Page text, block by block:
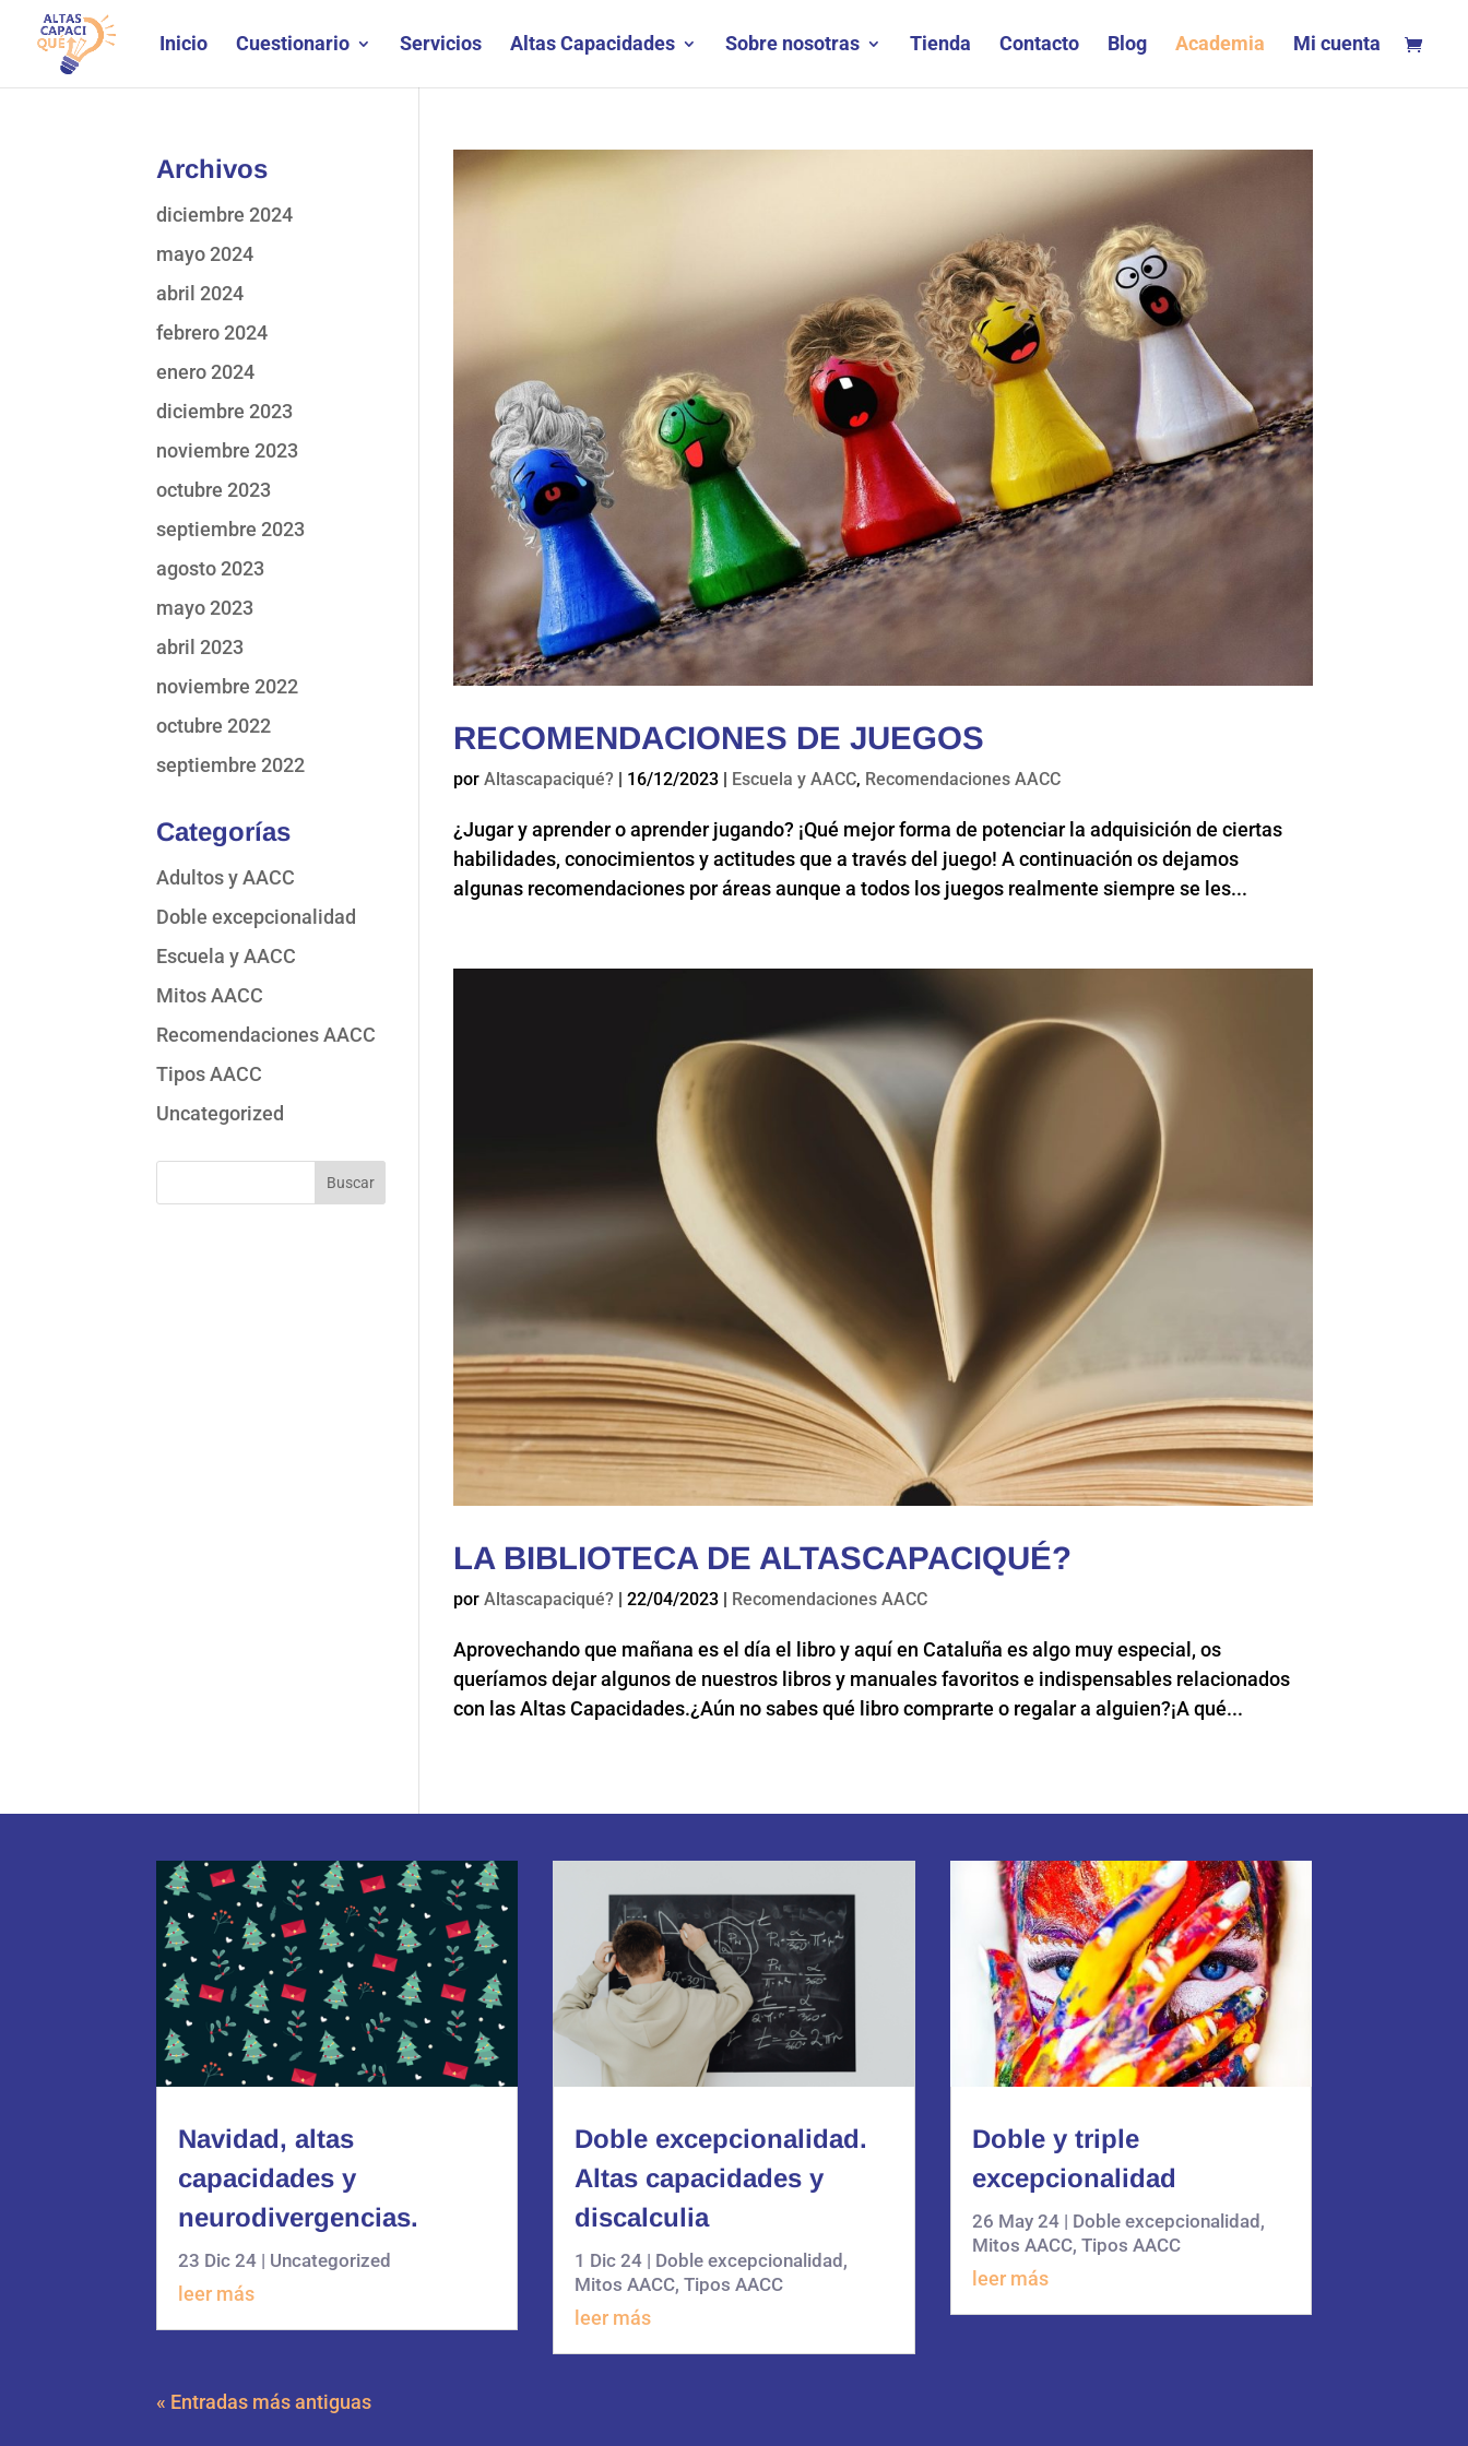
Inicio Cuestionario Servicios Altas Capacidades Sobre nosotras Tienda Contacto Blog Academia Mi cuenta
RECOMENDACIONES DE JUEGOS
porAltascapaciqué? 16/12/2023 Escuela y AACC, Recomendaciones AACC
¿Jugar y aprender o aprender jugando? ¡Qué mejor forma de potenciar la adquisición de ciertas
habilidades, conocimientos y actitudes que a través del juego! A continuación os dejamos
algunas recomendaciones por áreas aunque a todos los juegos realmente siempre se les...
LA BIBLIOTECA DE ALTASCAPACIQUÉ?
porAltascapaciqué? |22/04/2023 | Recomendaciones AACC
Aprovechando que mañana es el día el libro y aquí en Cataluña es algo muy especial, os
queríamos dejar algunos de nuestros libros y manuales favoritos e indispensables relacionados
con las Altas Capacidades.¿Aún no sabes qué libro comprarte o regalar a alguien?¡A qué...
Archivos
diciembre 2024
mayo 2024
abril 2024
febrero 2024
enero 2024
diciembre 2023
noviembre 2023
octubre 2023
septiembre 2023
agosto 2023
mayo 2023
abril 2023
noviembre 2022
octubre 2022
septiembre 2022
Categorías
Adultos y AACC
Doble excepcionalidad
Escuela y AACC
Mitos AACC
Recomendaciones AACC
Tipos AACC
Uncategorized
Navidad, altas
capacidades y
neurodivergencias.
23 Dic 24| Uncategorized
leer más
Doble excepcionalidad.
Altas capacidades y
discalculia
1 Dic 24 | Doble excepcionalidad ,
Mitos AACC,Tipos AACC
leer más
Doble y triple
excepcionalidad
26 May 24| Doble excepcionalidad ,
Mitos AACC, Tipos AACC
leer más
« Entradas más antiguas